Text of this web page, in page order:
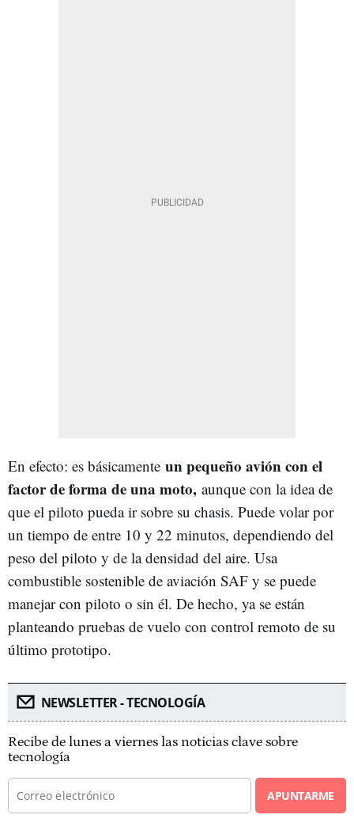
En efecto: es básicamente un pequeño avión con el
factor de forma de una moto, aunque con la idea de
que el piloto pueda ir sobre su chasis. Puede volar por
un tiempo de entre 10 y 22 minutos, dependiendo del
peso del piloto y de la densidad del aire. Usa
combustible sostenible de aviación SAF y se puede
manejar con piloto o sin él. De hecho, ya se están
planteando pruebas de vuelo con control remoto de su
último prototipo.
NEWSLETTER - TECNOLOGÍA
Recibe de lunes a viernes las noticias clave sobre
tecnología
APUNTARME